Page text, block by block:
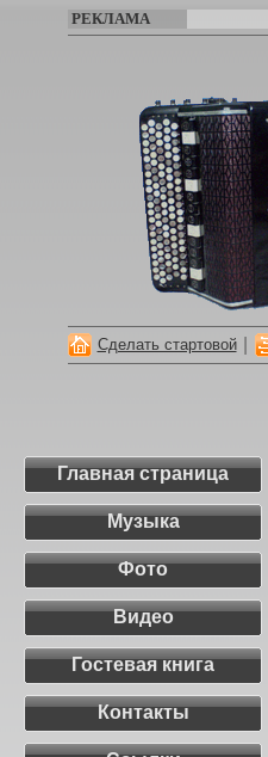
РЕКЛАМА
Сделать стартовой
Главная страница
Музыка
Фото
Видео
Гостевая книга
Контакты